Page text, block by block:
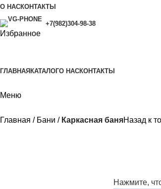
О НАСКОНТАКТЫ
+7(982)304-98-38
Избранное
ГЛАВНАЯ КАТАЛОГО НАСКОНТАКТЫ
Меню
Главная
Бани Каркасная баняНазад к
Нажмите,